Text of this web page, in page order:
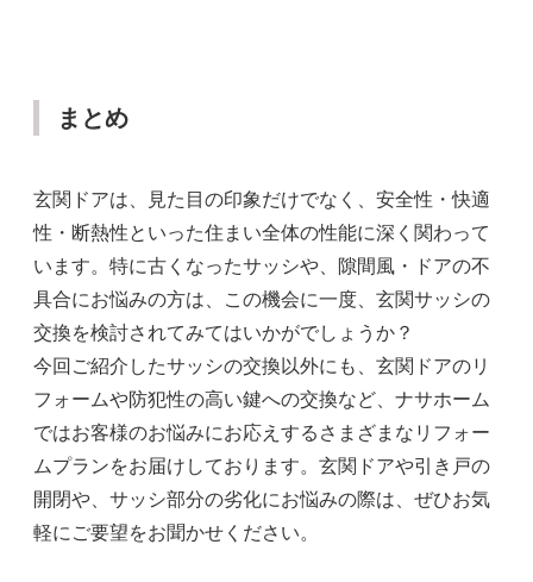
まとめ
玄関ドアは、見た目の印象だけでなく、安全性・快適
性・断熱性といった住まい全体の性能に深く関わって
います。特に古くなったサッシや、隙間風・ドアの不
具合にお悩みの方は、この機会に一度、玄関サッシの
交換を検討されてみてはいかがでしょうか？
今回ご紹介したサッシの交換以外にも、玄関ドアのリ
フォームや防犯性の高い鍵への交換など、ナサホーム
ではお客様のお悩みにお応えするさまざまなリフォー
ムプランをお届けしております。玄関ドアや引き戸の
開閉や、サッシ部分の劣化にお悩みの際は、ぜひお気
軽にご要望をお聞かせください。